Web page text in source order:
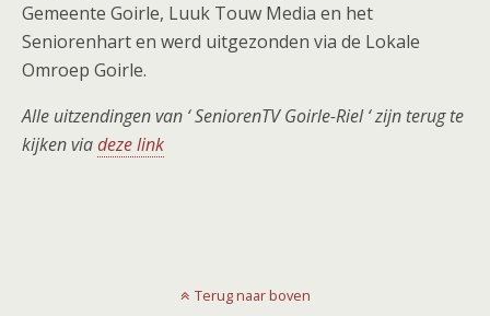
Gemeente Goirle, Luuk Touw Media en het
Seniorenhart en werd uitgezonden via de Lokale
Omroep Goirle.
Alle uitzendingen van ‘ SeniorenTV Goirle-Riel ‘ zijn terug te
kijken viadeze link
Terug naar boven